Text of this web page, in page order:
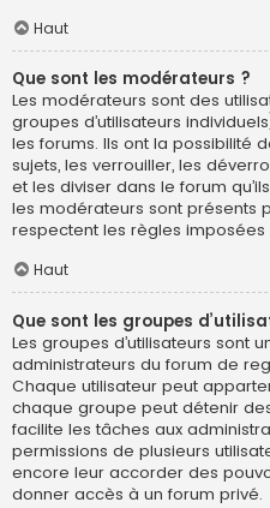
Haut
Que sont les modérateurs ?
Les modérateurs sont des
groupes d’utilisateurs
les forums. Ils ont la possibilité
sujets, les verrouiller, les
et les diviser dans le forum
les modérateurs sont présents
respectent les règles imposées
Haut
Que sont les groupes
Les groupes d’utilisateurs sont
administrateurs du forum de
Chaque utilisateur peut
chaque groupe peut détenir
facilite les tâches aux
permissions de plusieurs
encore leur accorder des
donner accès à un forum privé.